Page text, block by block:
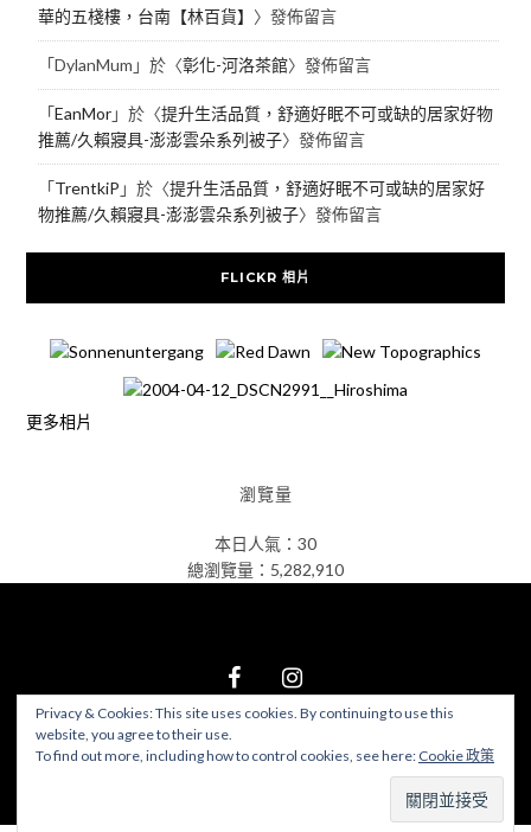
華的五棧樓，台南【林百貨】 〉發佈留言
「DylanMum 」於〈彰化-河洛茶館〉發佈留言
「EanMor」於〈提升生活品質，舒適好眠不可或缺的居家好物
推薦/久賴寢具-澎澎雲朵系列被子〉發佈留言
「TrentkiP 」於〈提升生活品質，舒適好眠不可或缺的居家好
物推薦/久賴寢具-澎澎雲朵系列被子〉發佈留言
FLICKR 相片
更多相片
瀏覽量
本日人氣：30
總瀏覽量：5,282,910
© 2026 食在好遊趣 – Black Theme by ZThemes Studio
Privacy & Cookies: This site uses cookies. By continuing to use this
website, you agree to their use.
To find out more, including how to control cookies, see here: Cookie 政策